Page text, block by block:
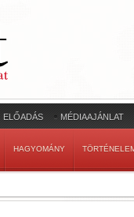
ELŐADÁS MÉDIAAJÁNLAT
HAGYOMÁNY